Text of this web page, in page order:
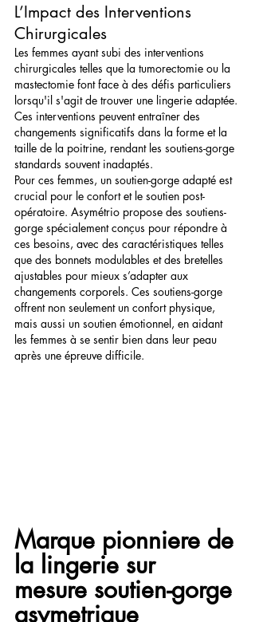
L’Impact des Interventions
Chirurgicales
Les femmes ayant subi des interventions
chirurgicales telles que la tumorectomie ou la
mastectomie font face à des défis particuliers
lorsqu'il s'agit de trouver une lingerie adaptée.
Ces interventions peuvent entraîner des
changements significatifs dans la forme et la
taille de la poitrine, rendant les soutiens-gorge
standards souvent inadaptés.
Pour ces femmes, un soutien-gorge adapté est
crucial pour le confort et le soutien post-
opératoire. Asymétrio propose des soutiens-
gorge spécialement conçus pour répondre à
ces besoins, avec des caractéristiques telles
que des bonnets modulables et des bretelles
ajustables pour mieux s’adapter aux
changements corporels. Ces soutiens-gorge
offrent non seulement un confort physique,
mais aussi un soutien émotionnel, en aidant
les femmes à se sentir bien dans leur peau
après une épreuve difficile.
Marque pionniere de
la lingerie sur
mesure soutien-gorge
asymetrique